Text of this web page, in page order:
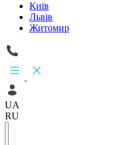
Київ
Львів
Житомир
UA
RU